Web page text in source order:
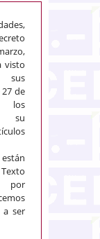
visto
sus
de
los
su
por
a ser